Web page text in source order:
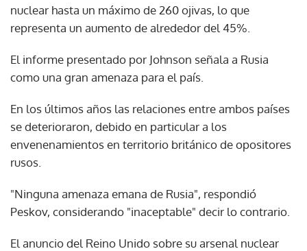
nuclear hasta un máximo de 260 ojivas, lo que
representa un aumento de alrededor del 45%.
El informe presentado por Johnson señala a Rusia
como una gran amenaza para el país.
En los últimos años las relaciones entre ambos países
se deterioraron, debido en particular a los
envenenamientos en territorio británico de opositores
rusos.
"Ninguna amenaza emana de Rusia", respondió
Peskov, considerando "inaceptable" decir lo contrario.
El anuncio del Reino Unido sobre su arsenal nuclear